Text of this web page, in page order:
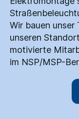
Wir bauen unser
unseren
motivierte
im NSP/MSP-